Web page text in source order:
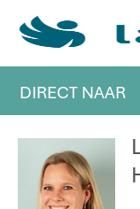
DIRECT NAAR